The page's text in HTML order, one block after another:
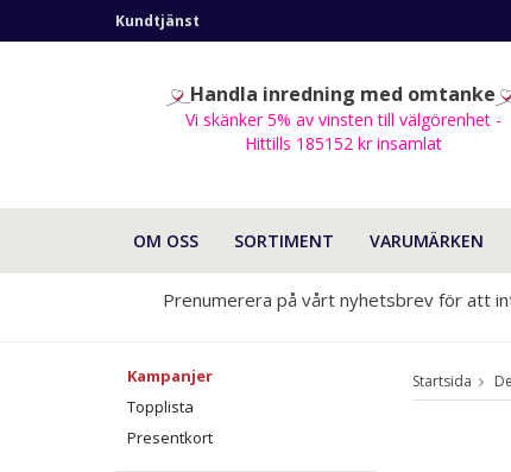
Kundtjänst
Handla inredning med omtanke
Vi skänker 5% av vinsten till välgörenhet -
Hittills 185152 kr insamlat
OM OSS SORTIMENT VARUMÄRKEN
Prenumerera på vårt nyhetsbrev för att
Kampanjer
Topplista
Presentkort
Startsida